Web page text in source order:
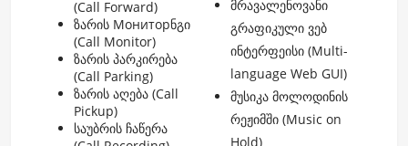
(Call Forward)
ზარის Мониторნგი
(Call Monitor)
ზარის პარკირება
(Call Parking)
ზარის აღება (Call
Pickup)
საუბრის ჩაწერა
მრავალენოვანი
გრაფიკული ვებ
ინტერფეისი (Multi-
language Web GUI)
მუსიკა მოლოდინის
რეჟიმში (Music on
Hold)